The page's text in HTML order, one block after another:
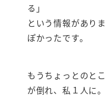
る」
という情報があり
ぽかったです。
もうちょっとのと
が倒れ、私１人に。